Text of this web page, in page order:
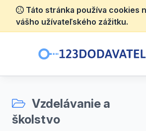
Táto stránka používa cookies
vášho užívateľského zážitku.
Vzdelávanie a
školstvo